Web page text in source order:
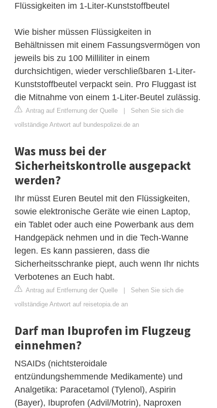
Flüssigkeiten im 1-Liter-Kunststoffbeutel
Wie bisher müssen Flüssigkeiten in
Behältnissen mit einem Fassungsvermögen von
jeweils bis zu 100 Milliliter in einem
durchsichtigen, wieder verschließbaren 1-Liter-
Kunststoffbeutel verpackt sein. Pro Fluggast ist
die Mitnahme von einem 1-Liter-Beutel zulässig.
Antrag auf Entfernung der Quelle | Sehen Sie sich die
vollständige Antwort auf bundespolizei.de an
Was muss bei der
Sicherheitskontrolle ausgepackt
werden?
Ihr müsst Euren Beutel mit den Flüssigkeiten,
sowie elektronische Geräte wie einen Laptop,
ein Tablet oder auch eine Powerbank aus dem
Handgepäck nehmen und in die Tech-Wanne
legen. Es kann passieren, dass die
Sicherheitsschranke piept, auch wenn Ihr nichts
Verbotenes an Euch habt.
Antrag auf Entfernung der Quelle | Sehen Sie sich die
vollständige Antwort auf reisetopia.de an
Darf man Ibuprofen im Flugzeug
einnehmen?
NSAIDs (nichtsteroidale
entzündungshemmende Medikamente) und
Analgetika: Paracetamol (Tylenol), Aspirin
(Bayer), Ibuprofen (Advil/Motrin), Naproxen